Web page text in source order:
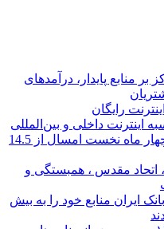
بر منابع پایدار، درآمدهای
رایگان
اینترنت داخلی و بین‌المللی
حق بیمه تولیدی بیمه ملت در چهار ماه نخست امسال از 14.5
، اتحاد مقدس ، همبستگی و
ایران منابع خود را به بیش